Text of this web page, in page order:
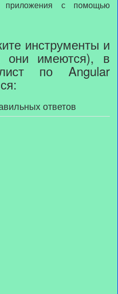
приложения с помощью
инструменты и
они имеются), в
по Angular
ответов